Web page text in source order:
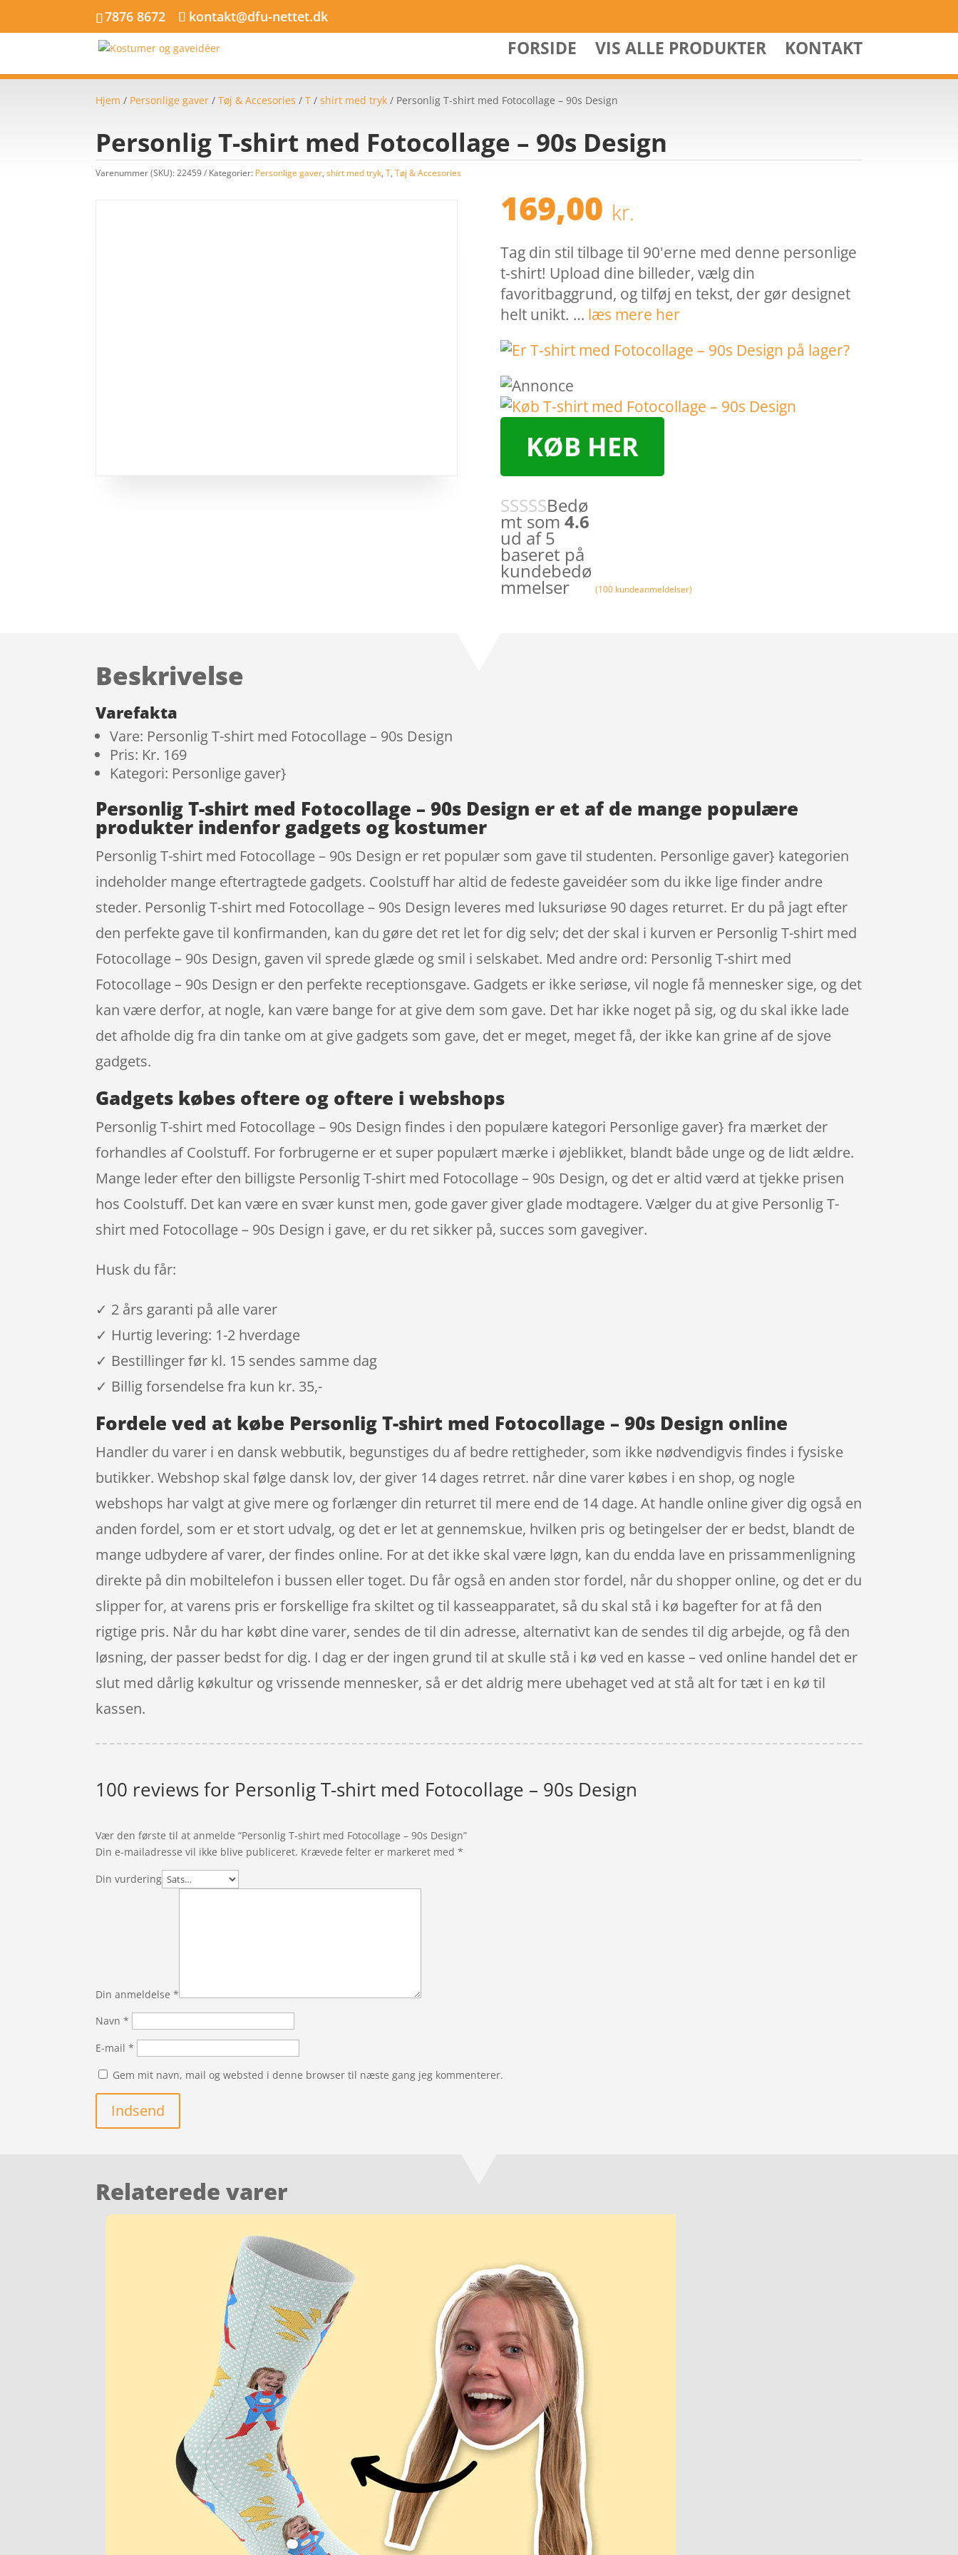
7876 8672 kontakt@dfu-nettet.dk
FORSIDE VIS ALLE PRODUKTER KONTAKT
Hjem / Personlige gaver /Tøj & Accesories /T /shirt med tryk / Personlig T-shirt med Fotocollage – 90s Design
Personlig T-shirt med Fotocollage – 90s Design
Varenummer (SKU):22459 Kategorier: Personlige gaver,shirt med tryk,T,Tøj & Accesories
169,00 kr.
Tag din stil tilbage til 90'erne med denne personlige
t-shirt! Upload dine billeder, vælg din
favoritbaggrund, og tilføj en tekst, der gør designet
helt unikt. … læs mere her
KØB HER
Bedø
mt som 4.6
ud af 5
baseret på
kundebedø
mmelser (100 kundeanmeldelser)
Beskrivelse
Varefakta
Vare: Personlig T-shirt med Fotocollage – 90s Design
Pris: Kr. 169
Kategori: Personlige gaver}
Personlig T-shirt med Fotocollage – 90s Design er et af de mange populære
produkter indenfor gadgets og kostumer
Personlig T-shirt med Fotocollage – 90s Design er ret populær som gave til studenten. Personlige gaver} kategorien
indeholder mange eftertragtede gadgets. Coolstuff har altid de fedeste gaveidéer som du ikke lige finder andre
steder. Personlig T-shirt med Fotocollage – 90s Design leveres med luksuriøse 90 dages returret. Er du på jagt efter
den perfekte gave til konfirmanden, kan du gøre det ret let for dig selv; det der skal i kurven er Personlig T-shirt med
Fotocollage – 90s Design, gaven vil sprede glæde og smil i selskabet. Med andre ord: Personlig T-shirt med
Fotocollage – 90s Design er den perfekte receptionsgave. Gadgets er ikke seriøse, vil nogle få mennesker sige, og det
kan være derfor, at nogle, kan være bange for at give dem som gave. Det har ikke noget på sig, og du skal ikke lade
det afholde dig fra din tanke om at give gadgets som gave, det er meget, meget få, der ikke kan grine af de sjove
gadgets.
Gadgets købes oftere og oftere i webshops
Personlig T-shirt med Fotocollage – 90s Design findes i den populære kategori Personlige gaver} fra mærket der
forhandles af Coolstuff. For forbrugerne er et super populært mærke i øjeblikket, blandt både unge og de lidt ældre.
Mange leder efter den billigste Personlig T-shirt med Fotocollage – 90s Design, og det er altid værd at tjekke prisen
hos Coolstuff. Det kan være en svær kunst men, gode gaver giver glade modtagere. Vælger du at give Personlig T-
shirt med Fotocollage – 90s Design i gave, er du ret sikker på, succes som gavegiver.
Husk du får:
✓ 2 års garanti på alle varer
✓ Hurtig levering: 1-2 hverdage
✓ Bestillinger før kl. 15 sendes samme dag
✓ Billig forsendelse fra kun kr. 35,-
Fordele ved at købe Personlig T-shirt med Fotocollage – 90s Design online
Handler du varer i en dansk webbutik, begunstiges du af bedre rettigheder, som ikke nødvendigvis findes i fysiske
butikker. Webshop skal følge dansk lov, der giver 14 dages retrret. når dine varer købes i en shop, og nogle
webshops har valgt at give mere og forlænger din returret til mere end de 14 dage. At handle online giver dig også en
anden fordel, som er et stort udvalg, og det er let at gennemskue, hvilken pris og betingelser der er bedst, blandt de
mange udbydere af varer, der findes online. For at det ikke skal være løgn, kan du endda lave en prissammenligning
direkte på din mobiltelefon i bussen eller toget. Du får også en anden stor fordel, når du shopper online, og det er du
slipper for, at varens pris er forskellige fra skiltet og til kasseapparatet, så du skal stå i kø bagefter for at få den
rigtige pris. Når du har købt dine varer, sendes de til din adresse, alternativt kan de sendes til dig arbejde, og få den
løsning, der passer bedst for dig. I dag er der ingen grund til at skulle stå i kø ved en kasse – ved online handel det er
slut med dårlig køkultur og vrissende mennesker, så er det aldrig mere ubehaget ved at stå alt for tæt i en kø til
kassen.
100 reviews for Personlig T-shirt med Fotocollage – 90s Design
Vær den første til at anmelde “Personlig T-shirt med Fotocollage – 90s Design”
Din e-mailadresse vil ikke blive publiceret. Krævede felter er markeret med*
Din vurdering
Din anmeldelse*
Navn*
E-mail*
Gem mit navn, mail og websted i denne browser til næste gang jeg kommenterer.
Indsend
Relaterede varer